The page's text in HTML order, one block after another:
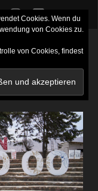
instagram
youtube
Cookies. Wenn du
von Cookies zu.
von Cookies, findest